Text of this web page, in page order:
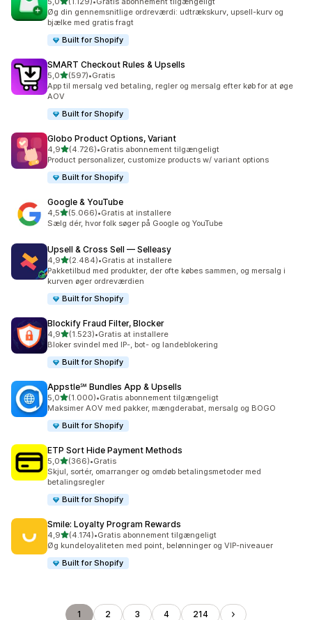
1129 anmeldelser i alt
Øg din gennemsnitlige ordreværdi: udtrækskurv, upsell-kurv og
bjælke med gratis fragt
Built for Shopify
SMART Checkout Rules & Upsells
5,0ud af 5 stjerner
(597)
597 anmeldelser i alt
•Gratis
App til mersalg ved betaling, regler og mersalg efter køb for at øge
AOV
Built for Shopify
Globo Product Options, Variant
4,9ud af 5 stjerner
(4.726)
4726 anmeldelser i alt
•Gratis abonnement tilgængeligt
Product personalizer, customize products w/ variant options
Built for Shopify
Google & YouTube
4,5ud af 5 stjerner
(5.066)
5066 anmeldelser i alt
•Gratis at installere
Sælg dér, hvor folk søger på Google og YouTube
Upsell & Cross Sell — Selleasy
4,9ud af 5 stjerner
(2.484)
2484 anmeldelser i alt
•Gratis at installere
Pakketilbud med produkter, der ofte købes sammen, og mersalg i
kurven øger ordreværdien
Built for Shopify
Blockify Fraud Filter, Blocker
4,9ud af 5 stjerner
(1.523)
1523 anmeldelser i alt
•Gratis at installere
Bloker svindel med IP-, bot- og landeblokering
Built for Shopify
Appstle℠ Bundles App & Upsells
5,0ud af 5 stjerner
(1.000)
1000 anmeldelser i alt
•Gratis abonnement tilgængeligt
Maksimer AOV med pakker, mængderabat, mersalg og BOGO
Built for Shopify
ETP Sort Hide Payment Methods
5,0ud af 5 stjerner
(366)
366 anmeldelser i alt
•Gratis
Skjul, sortér, omarranger og omdøb betalingsmetoder med
betalingsregler
Built for Shopify
Smile: Loyalty Program Rewards
4,9ud af 5 stjerner
(4.174)
4174 anmeldelser i alt
•Gratis abonnement tilgængeligt
Øg kundeloyaliteten med point, belønninger og VIP-niveauer
Built for Shopify
1 2 3 4 214